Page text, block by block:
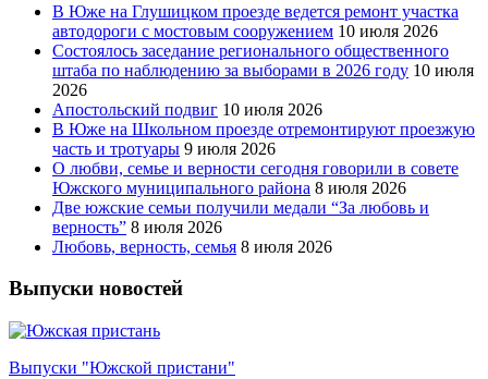
В Юже на Глушицком проезде ведется ремонт участка
автодороги с мостовым сооружением 10 июля 2026
Состоялось заседание регионального общественного
штаба по наблюдению за выборами в 2026 году 10 июля
2026
Апостольский подвиг 10 июля 2026
В Юже на Школьном проезде отремонтируют проезжую
часть и тротуары 9 июля 2026
О любви, семье и верности сегодня говорили в совете
Южского муниципального района 8 июля 2026
Две южские семьи получили медали “За любовь и
верность” 8 июля 2026
Любовь, верность, семья 8 июля 2026
Выпуски новостей
Выпуски "Южской пристани"